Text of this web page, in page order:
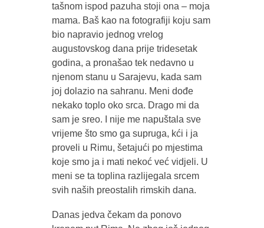
tašnom ispod pazuha stoji ona – moja
mama. Baš kao na fotografiji koju sam
bio napravio jednog vrelog
augustovskog dana prije tridesetak
godina, a pronašao tek nedavno u
njenom stanu u Sarajevu, kada sam
joj dolazio na sahranu. Meni dođe
nekako toplo oko srca. Drago mi da
sam je sreo. I nije me napuštala sve
vrijeme što smo ga supruga, kći i ja
proveli u Rimu, šetajući po mjestima
koje smo ja i mati nekoć već vidjeli. U
meni se ta toplina razlijegala srcem
svih naših preostalih rimskih dana.
Danas jedva čekam da ponovo